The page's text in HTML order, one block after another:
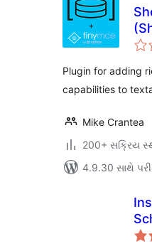
Plugin for adding
capabilities to
Mike Crantea
200+ સક્રિય
4.9.30 સાથે